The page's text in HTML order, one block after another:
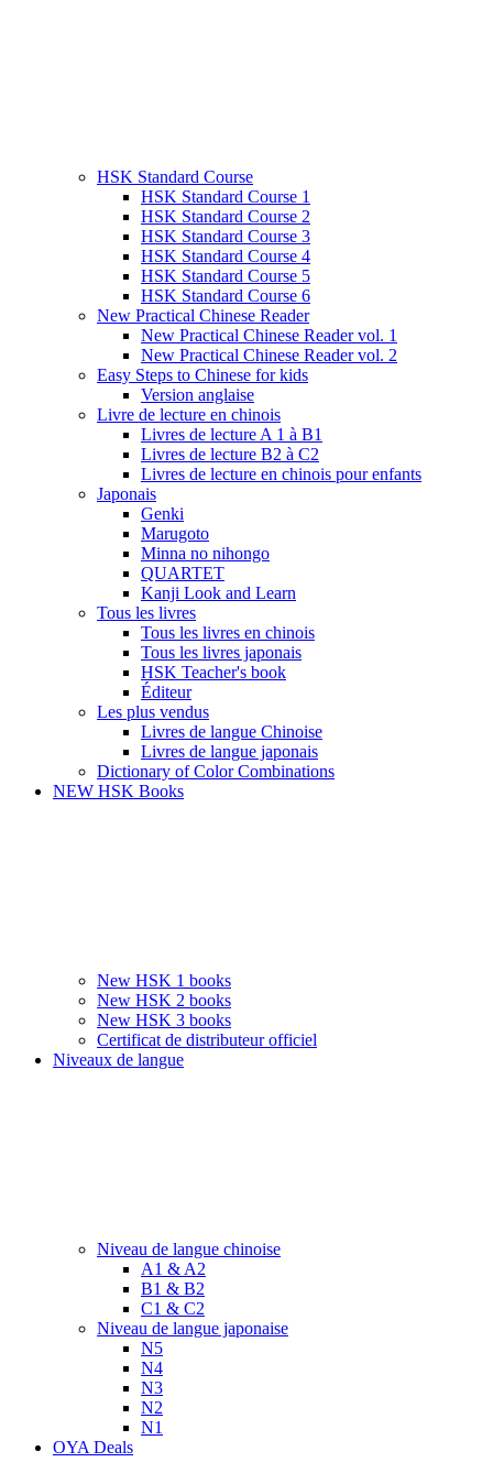
HSK Standard Course
HSK Standard Course 1
HSK Standard Course 2
HSK Standard Course 3
HSK Standard Course 4
HSK Standard Course 5
HSK Standard Course 6
New Practical Chinese Reader
New Practical Chinese Reader vol. 1
New Practical Chinese Reader vol. 2
Easy Steps to Chinese for kids
Version anglaise
Livre de lecture en chinois
Livres de lecture A 1 à B1
Livres de lecture B2 à C2
Livres de lecture en chinois pour enfants
Japonais
Genki
Marugoto
Minna no nihongo
QUARTET
Kanji Look and Learn
Tous les livres
Tous les livres en chinois
Tous les livres japonais
HSK Teacher's book
Éditeur
Les plus vendus
Livres de langue Chinoise
Livres de langue japonais
Dictionary of Color Combinations
NEW HSK Books
New HSK 1 books
New HSK 2 books
New HSK 3 books
Certificat de distributeur officiel
Niveaux de langue
Niveau de langue chinoise
A1 & A2
B1 & B2
C1 & C2
Niveau de langue japonaise
N5
N4
N3
N2
N1
OYA Deals